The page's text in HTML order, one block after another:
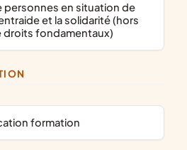
et la solidarité (hors
droits fondamentaux)
formation